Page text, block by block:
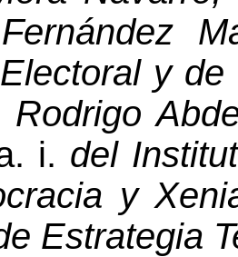
y
Rodrigo
i. del
y
Estrategia